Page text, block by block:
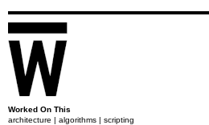
Worked On This
architecture | algorithms | scripting